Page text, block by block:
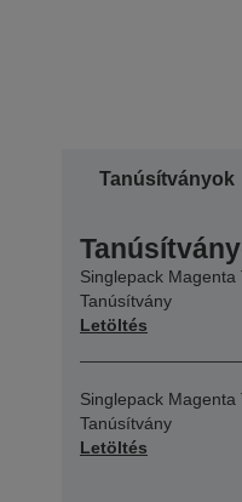
Tanúsítványok
Singlepack
Tanúsítvány
Letöltés
Singlepack
Tanúsítvány
Letöltés